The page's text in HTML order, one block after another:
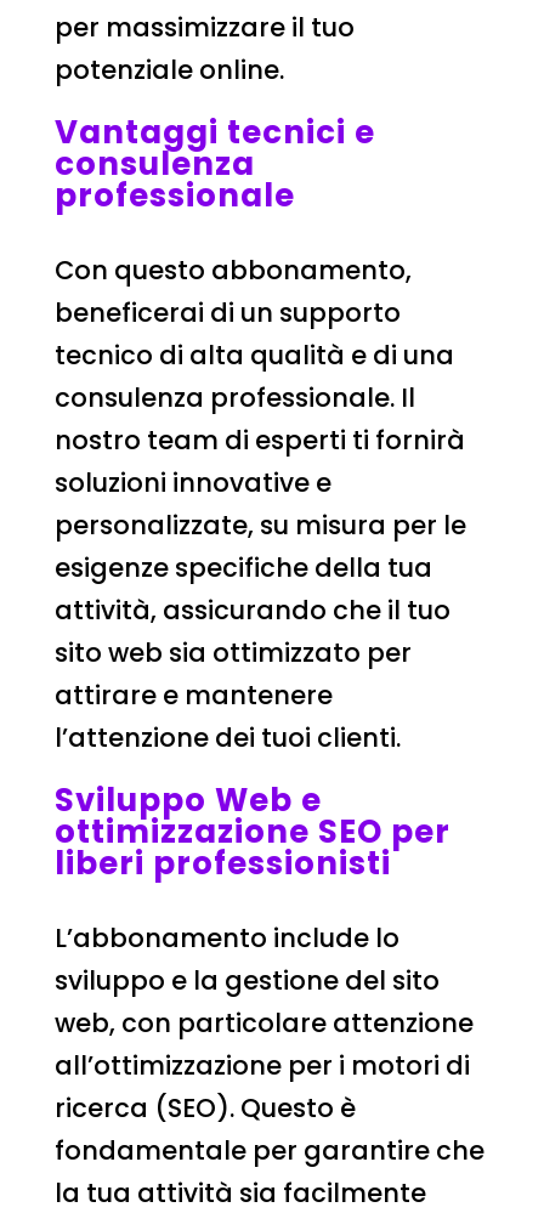
per massimizzare il tuo
potenziale online.
Vantaggi tecnici e
consulenza
professionale
Con questo abbonamento,
beneficerai di un supporto
tecnico di alta qualità e di una
consulenza professionale. Il
nostro team di esperti ti fornirà
soluzioni innovative e
personalizzate, su misura per le
esigenze specifiche della tua
attività, assicurando che il tuo
sito web sia ottimizzato per
attirare e mantenere
l’attenzione dei tuoi clienti.
Sviluppo Web e
ottimizzazione SEO per
liberi professionisti
L’abbonamento include lo
sviluppo e la gestione del sito
web, con particolare attenzione
all’ottimizzazione per i motori di
ricerca (SEO). Questo è
fondamentale per garantire che
la tua attività sia facilmente